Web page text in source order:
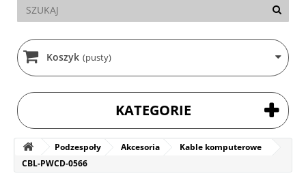
Koszyk (pusty)
KATEGORIE
Podzespoły Akcesoria
Kable komputerowe
CBL-PWCD-0566